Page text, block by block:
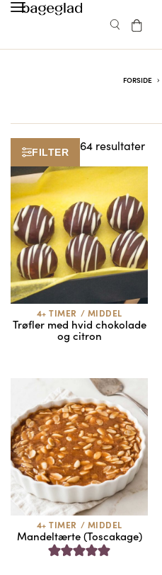
FORSIDE
FILTER 64 resultater
4+ TIMER / MIDDEL
Trøfler med hvid chokolade
og citron
4+ TIMER / MIDDEL
Mandeltærte (Toscakage)